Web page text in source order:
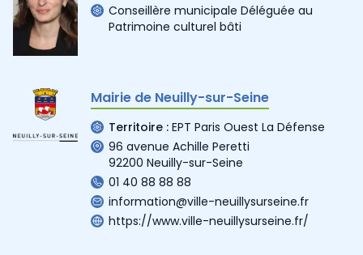
Conseillère municipale Déléguée au
Patrimoine culturel bâti
Mairie de Neuilly-sur-Seine
Territoire : EPT Paris Ouest La Défense
96 avenue Achille Peretti
92200 Neuilly-sur-Seine
01 40 88 88 88
information@ville-neuillysurseine.fr
https://www.ville-neuillysurseine.fr/